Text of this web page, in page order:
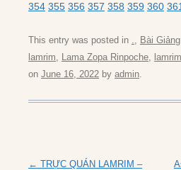
354 355 356 357 358 359 360 361
This entry was posted in ., Bài Giảng
lamrim, Lama Zopa Rinpoche, lamrim
on June 16, 2022 by admin.
Post
← TRỰC QUÁN LAMRIM –